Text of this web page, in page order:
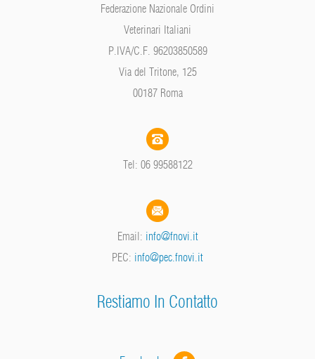
Federazione Nazionale Ordini
Veterinari Italiani
P.IVA/C.F. 96203850589
Via del Tritone, 125
00187 Roma
Tel: 06 99588122
Email: info@fnovi.it
PEC: info@pec.fnovi.it
Restiamo In Contatto